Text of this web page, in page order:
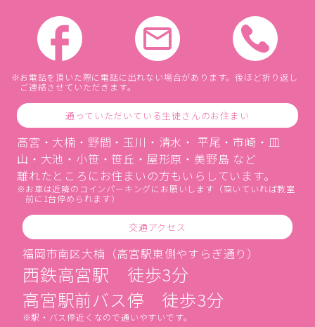
お電話を頂いた際に電話に出れない場合があります。後ほど折り返し
ご連絡させていただきます。
通っていただいている生徒さんのお住まい
高宮・大楠・野間・玉川・清水・ 平尾・市崎・皿
山・大池・小笹・笹丘・屋形原・美野島 など
離れたところにお住まいの方もいらしています。
お車は近隣のコインパーキングにお願いします（空いていれば教室
前に1台停められます）
交通アクセス
福岡市南区大楠（高宮駅東側やすらぎ通り）
西鉄高宮駅 徒歩3分
高宮駅前バス停 徒歩3分
駅・バス停近くなので通いやすいです。